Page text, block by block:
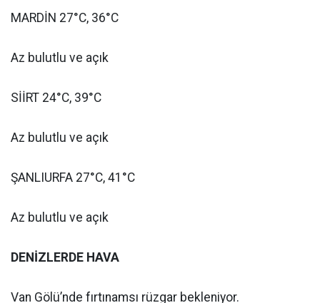
MARDİN 27°C, 36°C
Az bulutlu ve açık
SİİRT 24°C, 39°C
Az bulutlu ve açık
ŞANLIURFA 27°C, 41°C
Az bulutlu ve açık
DENİZLERDE HAVA
Van Gölü’nde fırtınamsı rüzgar bekleniyor.